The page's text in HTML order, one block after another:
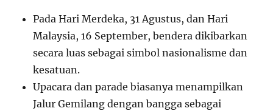
Pada Hari Merdeka, 31 Agustus, dan Hari
Malaysia, 16 September, bendera dikibarkan
secara luas sebagai simbol nasionalisme dan
kesatuan.
Upacara dan parade biasanya menampilkan
Jalur Gemilang dengan bangga sebagai